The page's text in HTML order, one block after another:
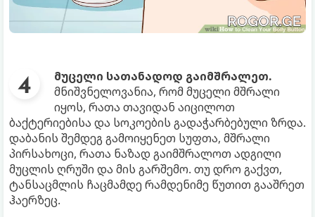
მუცელი სათანადოდ გაიმშრალეთ.
მნიშვნელოვანია, რომ მუცელი მშრალი
იყოს, რათა თავიდან აიცილოთ
ბაქტერიებისა და სოკოების გადაჭარბებული ზრდა.
დაბანის შემდეგ გამოიყენეთ სუფთა, მშრალი
პირსახოცი, რათა ნაზად გაიმშრალოთ ადგილი
მუცლის ღრუში და მის გარშემო. თუ დრო გაქვთ,
ტანსაცმლის ჩაცმამდე რამდენიმე წუთით გააშრეთ
ჰაერზეც.